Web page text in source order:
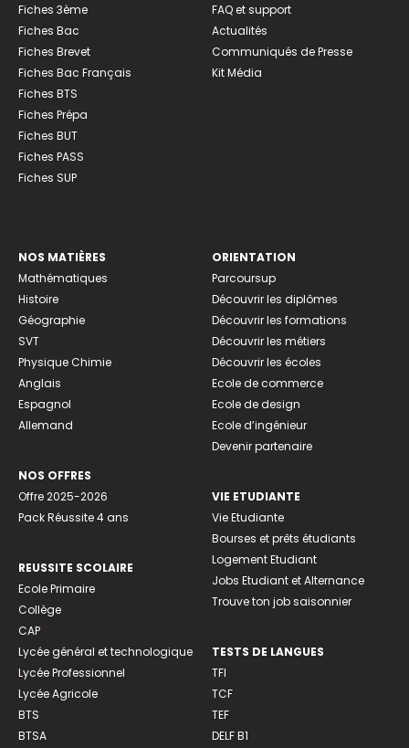
Fiches 3ème
Fiches Bac
Fiches Brevet
Fiches Bac Français
Fiches BTS
Fiches Prépa
Fiches BUT
Fiches PASS
Fiches SUP
FAQ et support
Actualités
Communiqués de Presse
Kit Média
NOS MATIÈRES
Mathématiques
Histoire
Géographie
SVT
Physique Chimie
Anglais
Espagnol
Allemand
NOS OFFRES
Offre 2025-2026
Pack Réussite 4 ans
REUSSITE SCOLAIRE
Ecole Primaire
Collège
CAP
Lycée général et technologique
Lycée Professionnel
Lycée Agricole
BTS
BTSA
ORIENTATION
Parcoursup
Découvrir les diplômes
Découvrir les formations
Découvrir les métiers
Découvrir les écoles
Ecole de commerce
Ecole de design
Ecole d’ingénieur
Devenir partenaire
VIE ETUDIANTE
Vie Etudiante
Bourses et prêts étudiants
Logement Etudiant
Jobs Etudiant et Alternance
Trouve ton job saisonnier
TESTS DE LANGUES
TFI
TCF
TEF
DELF B1